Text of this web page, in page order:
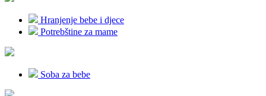
Hranjenje bebe i djece
Potrebštine za mame
Soba za bebe